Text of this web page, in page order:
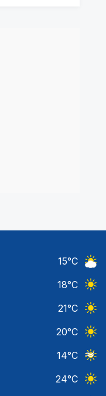
15°C
18°C
21°C
20°C
14°C
24°C